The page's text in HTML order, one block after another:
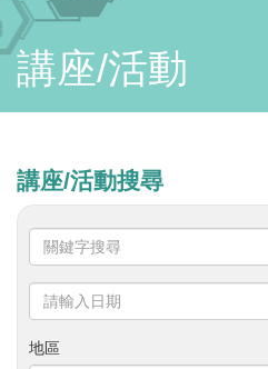
講座/活動
講座/活動搜尋
鍵
字
輸
入
日
地區